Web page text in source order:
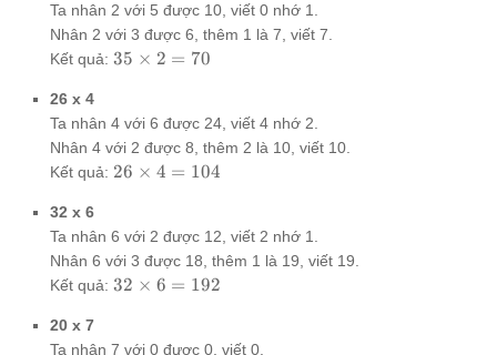
Ta nhân 2 với 5 được 10, viết 0 nhớ 1.
Nhân 2 với 3 được 6, thêm 1 là 7, viết 7.
Kết quả: 35
35 × 2 = 70
26 x 4
Ta nhân 4 với 6 được 24, viết 4 nhớ 2.
Nhân 4 với 2 được 8, thêm 2 là 10, viết 10.
Kết quả: 26
104
26 × 4 = 104
32 x 6
Ta nhân 6 với 2 được 12, viết 2 nhớ 1.
Nhân 6 với 3 được 18, thêm 1 là 19, viết 19.
Kết quả: 32
32 × 6 = 192
20 x 7
Ta nhân 7 với 0 được 0, viết 0.